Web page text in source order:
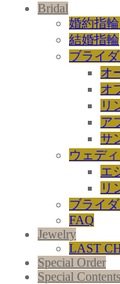
Bridal
婚約指
結婚指輪
ブライ
オ
オ
リ
ア
サ
ウェデ
エ
リ
ブライ
FAQ
Jewelry
LAST
Special Order
Special Contents